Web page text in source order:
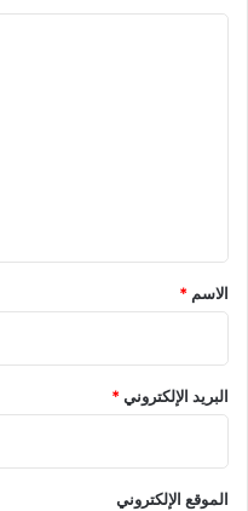
*
الاسم *
البريد الإلكتروني*
الموقع الإلكتروني